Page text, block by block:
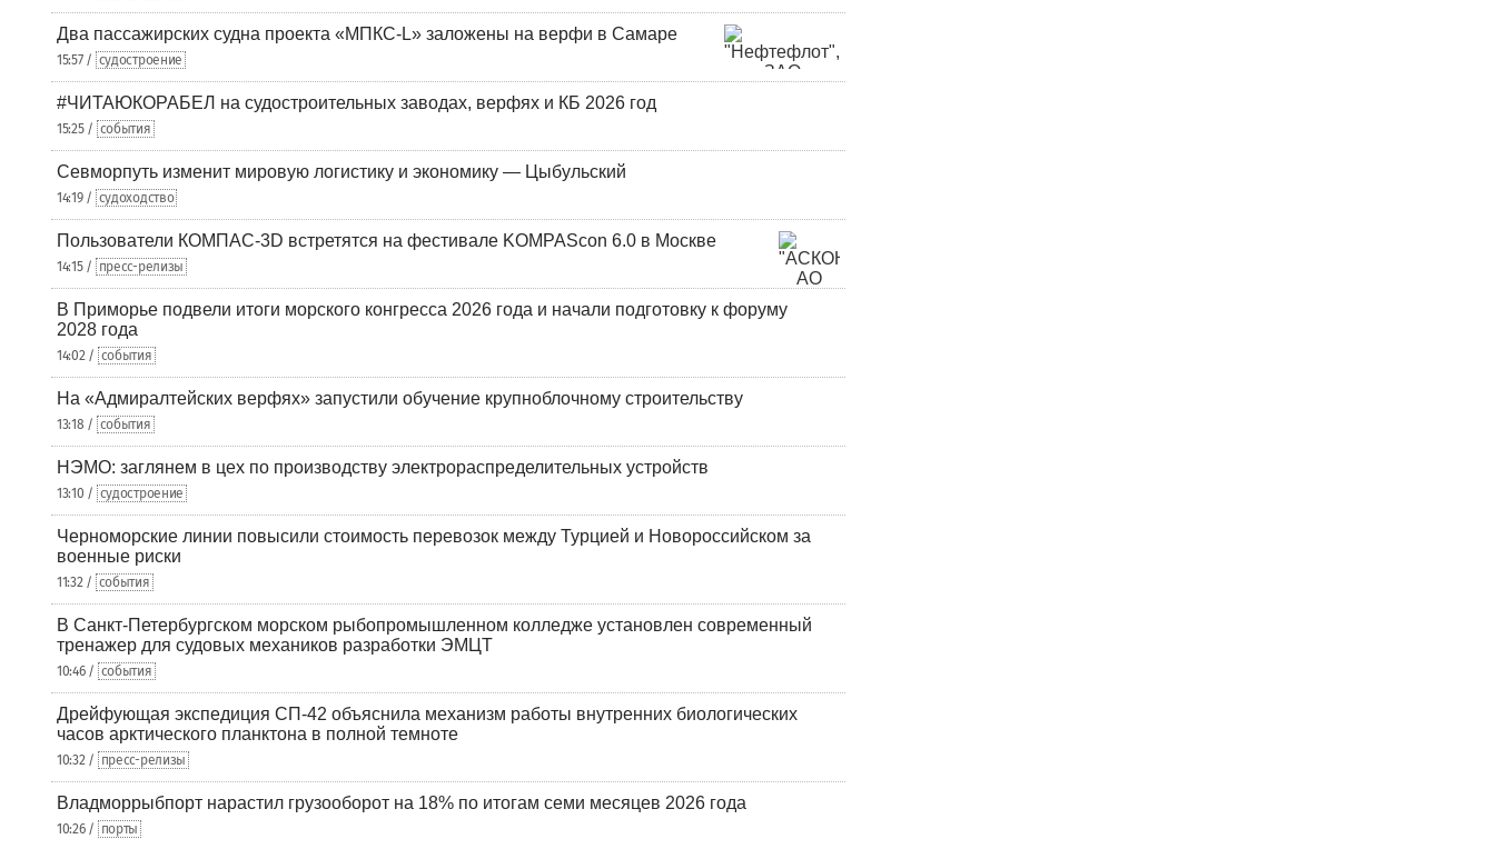
Два пассажирских судна проекта «МПКС-L» заложены на верфи в Самаре
15:57 / судостроение
#ЧИТАЮКОРАБЕЛ на судостроительных заводах, верфях и КБ 2026 год
15:25 / события
Севморпуть изменит мировую логистику и экономику — Цыбульский
14:19 / судоходство
Пользователи КОМПАС-3D встретятся на фестивале KOMPAScon 6.0 в Москве
14:15 / пресс-релизы
В Приморье подвели итоги морского конгресса 2026 года и начали подготовку к форуму
2028 года
14:02 / события
На «Адмиралтейских верфях» запустили обучение крупноблочному строительству
13:18 / события
НЭМО: заглянем в цех по производству электрораспределительных устройств
13:10 / судостроение
Черноморские линии повысили стоимость перевозок между Турцией и Новороссийском за
военные риски
11:32 / события
В Санкт-Петербургском морском рыбопромышленном колледже установлен современный
тренажер для судовых механиков разработки ЭМЦТ
10:46 / события
Дрейфующая экспедиция СП-42 объяснила механизм работы внутренних биологических
часов арктического планктона в полной темноте
10:32 / пресс-релизы
Владморрыбпорт нарастил грузооборот на 18% по итогам семи месяцев 2026 года
10:26 / порты